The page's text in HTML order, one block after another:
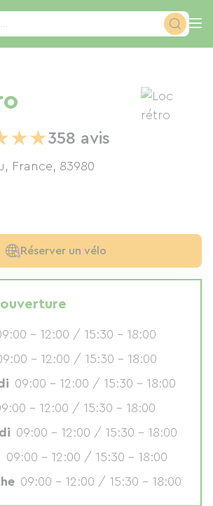
★★358 avis
France, 83980
Réserver un vélo
- 12:00 / 15:30 - 18:00
- 12:00 / 15:30 - 18:00
09:00 - 12:00 / 15:30 - 18:00
- 12:00 / 15:30 - 18:00
09:00 - 12:00 / 15:30 - 18:00
09:00 - 12:00 / 15:30 - 18:00
09:00 - 12:00 / 15:30 - 18:00
des cookies